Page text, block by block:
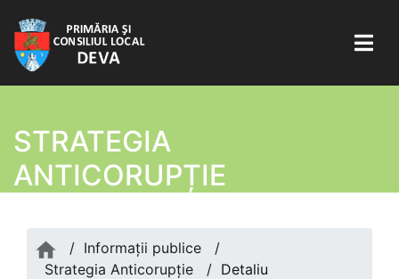
STRATEGIA
ANTICORUPȚIE
/ Informații publice
/
Strategia Anticorupție
/ Detaliu